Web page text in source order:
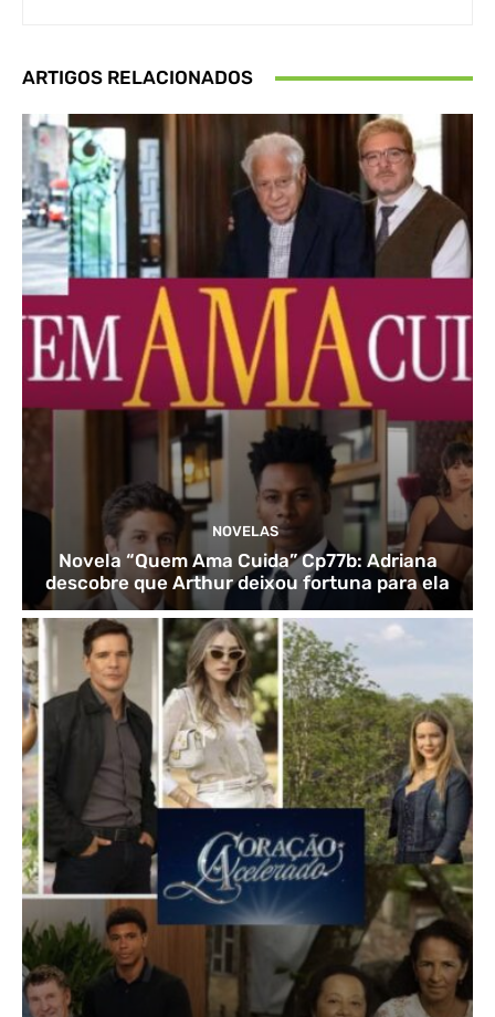
ARTIGOS RELACIONADOS
NOVELAS
Novela “Quem Ama Cuida” Cp77b: Adriana
descobre que Arthur deixou fortuna para ela